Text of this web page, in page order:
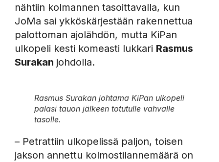
nähtiin kolmannen tasoittavalla, kun
JoMa sai ykköskärjestään rakennettua
palottoman ajolähdön, mutta KiPan
ulkopeli kesti komeasti lukkari Rasmus
Surakan johdolla.
Rasmus Surakan johtama KiPan ulkopeli
palasi tauon jälkeen totutulle vahvalle
tasolle.
– Petrattiin ulkopelissä paljon, toisen
jakson annettu kolmostilannemäärä on